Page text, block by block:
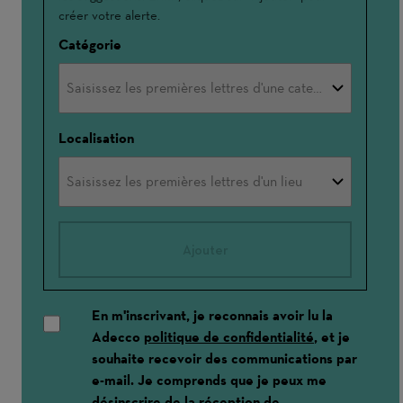
créer votre alerte.
Catégorie
Localisation
En m'inscrivant, je reconnais avoir lu la
Adecco politique de confidentialité, et je
souhaite recevoir des communications par
e-mail. Je comprends que je peux me